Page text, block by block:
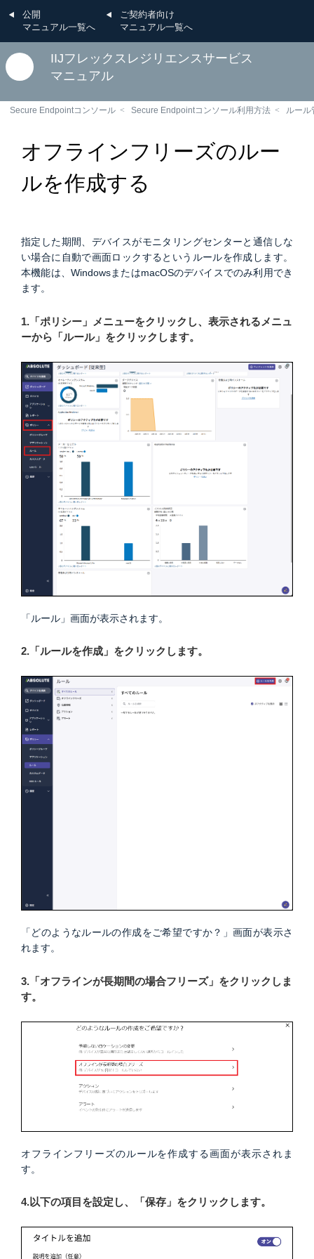
公開
マニュアル一覧へ
ご契約者向け
マニュアル一覧へ
IIJフレックスレジリエンスサービス
マニュアル
Secure Endpointコンソール Secure Endpointコンソール利用方法 ルール
オフラインフリーズのルー
ルを作成する
指定した期間、デバイスがモニタリングセンターと通信しな
い場合に自動で画面ロックするというルールを作成します。
本機能は、WindowsまたはmacOSのデバイスでのみ利用でき
ます。
1.「ポリシー」メニューをクリックし、表示されるメニュ
ーから「ルール」をクリックします。
「ルール」画面が表示されます。
2.「ルールを作成」をクリックします。
「どのようなルールの作成をご希望ですか？」画面が表示さ
れます。
3.「オフラインが長期間の場合フリーズ」をクリックしま
す。
オフラインフリーズのルールを作成する画面が表示されま
す。
4.以下の項目を設定し、「保存」をクリックします。